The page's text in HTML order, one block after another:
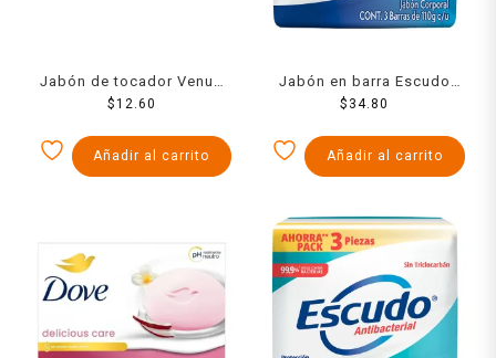
Jabón de tocador Venus
blanco 150 g
$12.60
Añadir al carrito
Jabón en barra Escudo
antibacterial fórmula
c/u
$ 34.80
Añadir al carrito